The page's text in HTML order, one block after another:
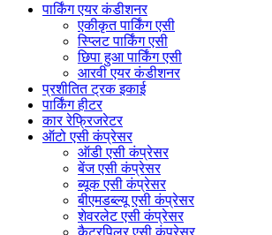
पार्किंग एयर कंडीशनर
एकीकृत पार्किंग एसी
स्प्लिट पार्किंग एसी
छिपा हुआ पार्किंग एसी
आरवी एयर कंडीशनर
प्रशीतित ट्रक इकाई
पार्किंग हीटर
कार रेफ्रिजरेटर
ऑटो एसी कंप्रेसर
ऑडी एसी कंप्रेसर
बेंज एसी कंप्रेसर
ब्यूक एसी कंप्रेसर
बीएमडब्ल्यू एसी कंप्रेसर
शेवरलेट एसी कंप्रेसर
कैटरपिलर एसी कंप्रेसर